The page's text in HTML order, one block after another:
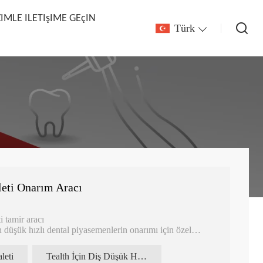
ILETIşIME GEçIN
Türk
Onarım Aracı
tamir aracı
hızlı dental piyasemenlerin onarımı için özel
Tealth İçin Diş Düşük Hızlı El Aleti Onarım Aracı